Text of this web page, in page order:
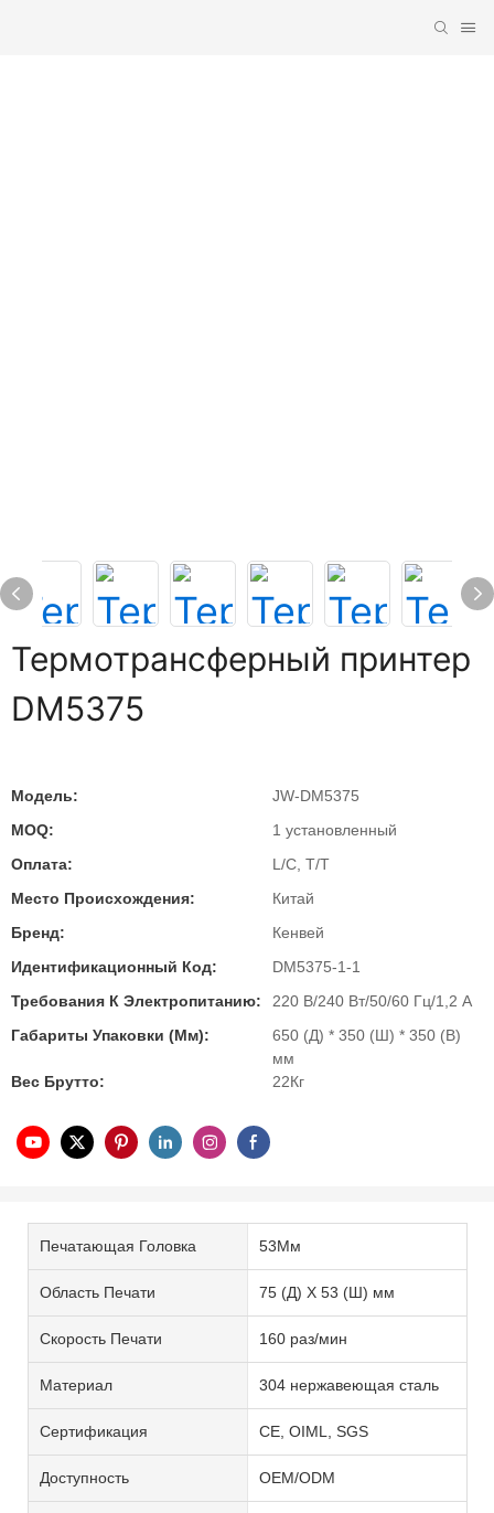
Термотрансферный принтер
DM5375
Модель:
JW-DM5375
MOQ:
1 установленный
Оплата:
L/C, T/T
Место Происхождения:
Китай
Бренд:
Кенвей
Идентификационный Код:
DM5375-1-1
Требования К Электропитанию:
220 В/240 Вт/50/60 Гц/1,2 А
Габариты Упаковки (мм):
650 (Д) * 350 (Ш) * 350 (В)
мм
Вес Брутто:
22Кг
Печатающая Головка 53Мм
Область Печати 75 (Д) X 53 (Ш) мм
Скорость Печати 160 раз/мин
Материал 304 нержавеющая сталь
Сертификация CE, OIML, SGS
Доступность OEM/ODM